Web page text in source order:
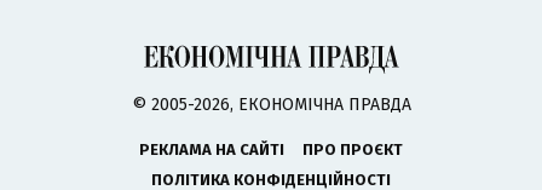
© 2005-2026, ЕКОНОМІЧНА ПРАВДА
РЕКЛАМА НА САЙТІ
ПРО ПРОЄКТ
ПОЛІТИКА КОНФІДЕНЦІЙНОСТІ